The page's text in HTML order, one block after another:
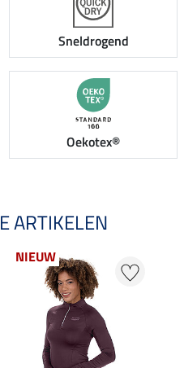
Sneldrogend
Oekotex®
ARTIKELEN
NIEUW